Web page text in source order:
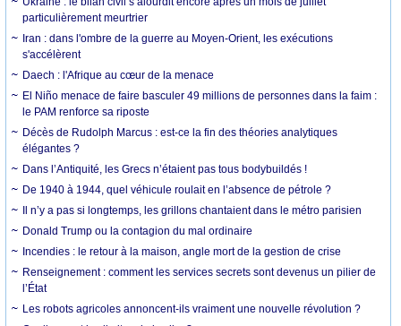
particulièrement meurtrier
Iran : dans l'ombre de la guerre au Moyen-Orient, les exécutions
s'accélèrent
Daech : l'Afrique au cœur de la menace
El Niño menace de faire basculer 49 millions de personnes dans la faim :
le PAM renforce sa riposte
Décès de Rudolph Marcus : est-ce la fin des théories analytiques
élégantes ?
Dans l’Antiquité, les Grecs n’étaient pas tous bodybuildés !
De 1940 à 1944, quel véhicule roulait en l’absence de pétrole ?
Il n’y a pas si longtemps, les grillons chantaient dans le métro parisien
Donald Trump ou la contagion du mal ordinaire
Incendies : le retour à la maison, angle mort de la gestion de crise
Renseignement : comment les services secrets sont devenus un pilier de
l’État
Les robots agricoles annoncent-ils vraiment une nouvelle révolution ?